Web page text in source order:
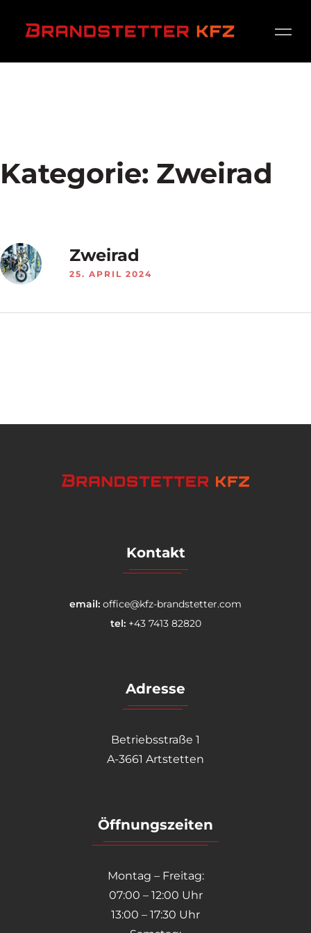
Kategorie: Zweirad
Zweirad
25. APRIL 2024
Kontakt
email: office@kfz-brandstetter.com
tel: +43 7413 82820
Adresse
Betriebsstraße 1
A-3661 Artstetten
Öffnungszeiten
Montag – Freitag:
07:00 – 12:00 Uhr
13:00 – 17:30 Uhr